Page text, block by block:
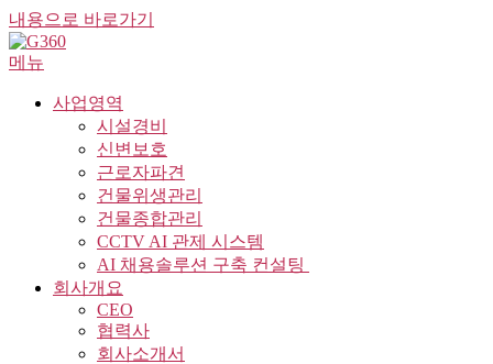
내용으로 바로가기
메뉴
사업영역
시설경비
신변보호
근로자파견
건물위생관리
건물종합관리
CCTV AI 관제 시스템
AI 채용솔루션 구축 컨설팅 ​
회사개요
CEO
협력사
회사소개서